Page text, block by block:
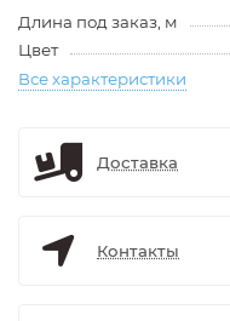
Длина под заказ, м
Цвет
Все характеристики
Доставка
Контакты